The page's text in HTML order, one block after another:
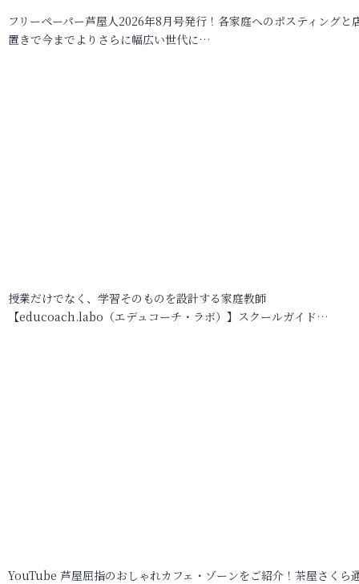
フリーペーパー芦屋人2026年8月号発行！各家庭へのポスティングと
置きで今までよりさらに幅広い世代に…
授業だけでなく、学習そのものを設計する家庭教師
【educoach.labo（エデュコーチ・ラボ）】スクールガイド…
YouTube 芦屋屈指のおしゃれカフェ・ゾーンをご紹介！茶屋さくら